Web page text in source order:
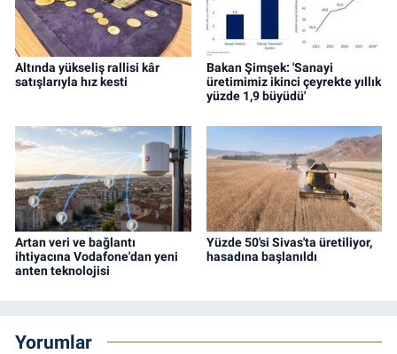
Altında yükseliş rallisi kâr
satışlarıyla hız kesti
Bakan Şimşek: 'Sanayi
üretimimiz ikinci çeyrekte yıllık
yüzde 1,9 büyüdü'
Artan veri ve bağlantı
ihtiyacına Vodafone'dan yeni
anten teknolojisi
Yüzde 50'si Sivas'ta üretiliyor,
hasadına başlanıldı
Yorumlar